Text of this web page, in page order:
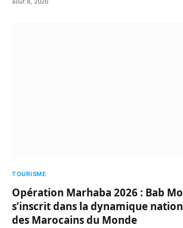
TOURISME
Opération Marhaba 2026 : Bab
s’inscrit dans la dynamique
des Marocains du Monde